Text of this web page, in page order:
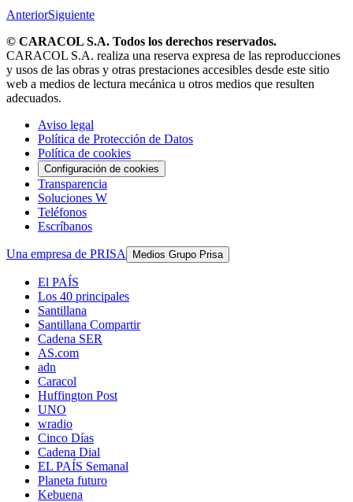
AnteriorSiguiente
© CARACOL S.A. Todos los derechos reservados.
CARACOL S.A. realiza una reserva expresa de las reproducciones
y usos de las obras y otras prestaciones accesibles desde este sitio
web a medios de lectura mecánica u otros medios que resulten
adecuados.
Aviso legal
Política de Protección de Datos
Política de cookies
Configuración de cookies
Transparencia
Soluciones W
Teléfonos
Escríbanos
Una empresa de PRISA Medios Grupo Prisa
El PAÍS
Los 40 principales
Santillana
Santillana Compartir
Cadena SER
AS.com
adn
Caracol
Huffington Post
UNO
wradio
Cinco Días
Cadena Dial
EL PAÍS Semanal
Planeta futuro
Kebuena